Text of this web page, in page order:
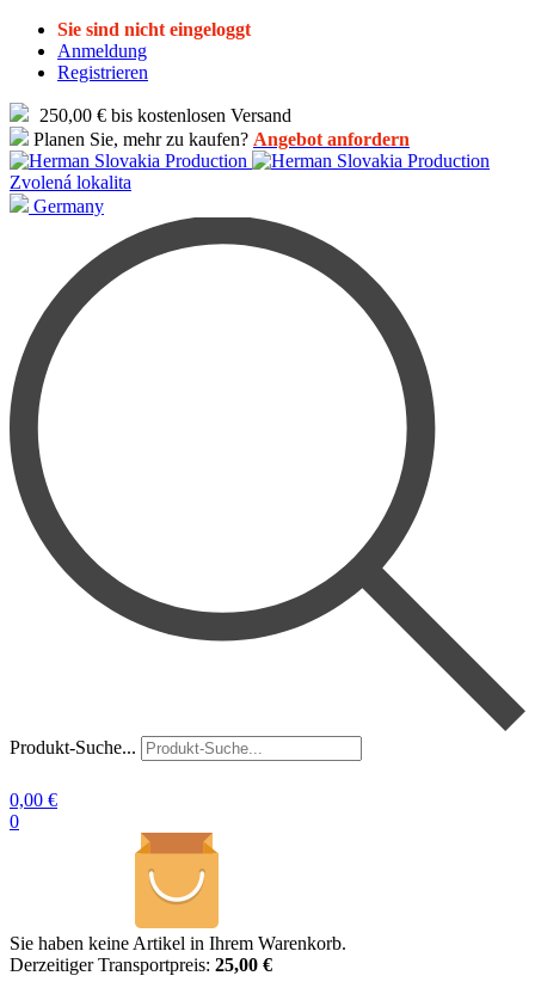
Sie sind nicht eingeloggt
Anmeldung
Registrieren
250,00 € bis kostenlosen Versand
Planen Sie, mehr zu kaufen? Angebot anfordern
Zvolená lokalita
Germany
Produkt-Suche...
0,00 €
0
Sie haben keine Artikel in Ihrem Warenkorb.
Derzeitiger Transportpreis: 25,00 €